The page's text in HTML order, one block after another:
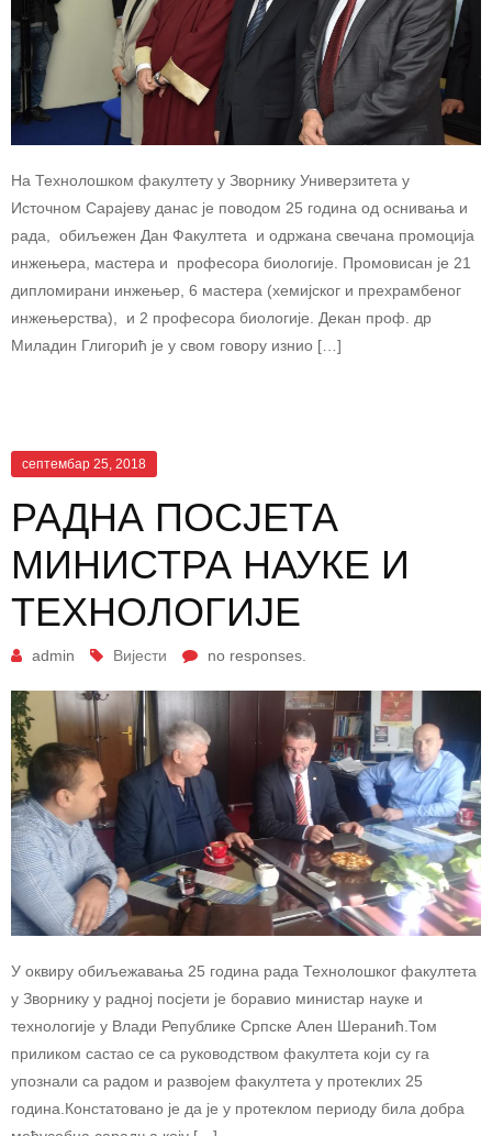
На Технолошком факултету у Зворнику Универзитета у
Источном Сарајеву данас је поводом 25 година од оснивања и
рада, обиљежен Дан Факултета и одржана свечана промоција
инжењера, мастера и професора биологије. Промовисан је 21
дипломирани инжењер, 6 мастера (хемијског и прехрамбеног
инжењерства), и 2 професора биологије. Декан проф. др
Миладин Глигорић је у свом говору изнио […]
септембар 25, 2018
РАДНА ПОСЈЕТА
МИНИСТРА НАУКЕ И
ТЕХНОЛОГИЈЕ
admin Вијести no responses.
У оквиру обиљежавања 25 година рада Технолошког факултета
у Зворнику у радној посјети је боравио министар науке и
технологије у Влади Републике Српске Ален Шеранић.Том
приликом састао се са руководством факултета који су га
упознали са радом и развојем факултета у протеклих 25
година.Констатовано је да је у протеклом периоду била добра